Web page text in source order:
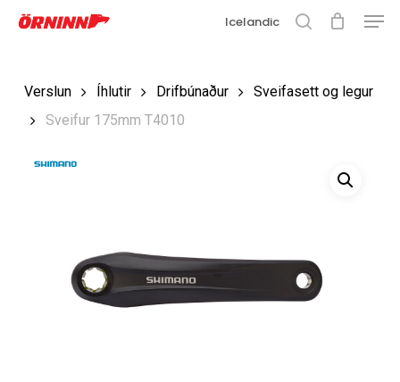
Fara
Loka
Icelandic
Verslun Íhlutir Drifbúnaður
Sveifasett og legur
Sveifur 175mm T4010